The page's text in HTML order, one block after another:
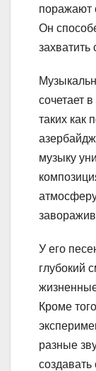
поражают
Он
сочетает
таких как
музыку
У его
глубокий
Кроме
разные